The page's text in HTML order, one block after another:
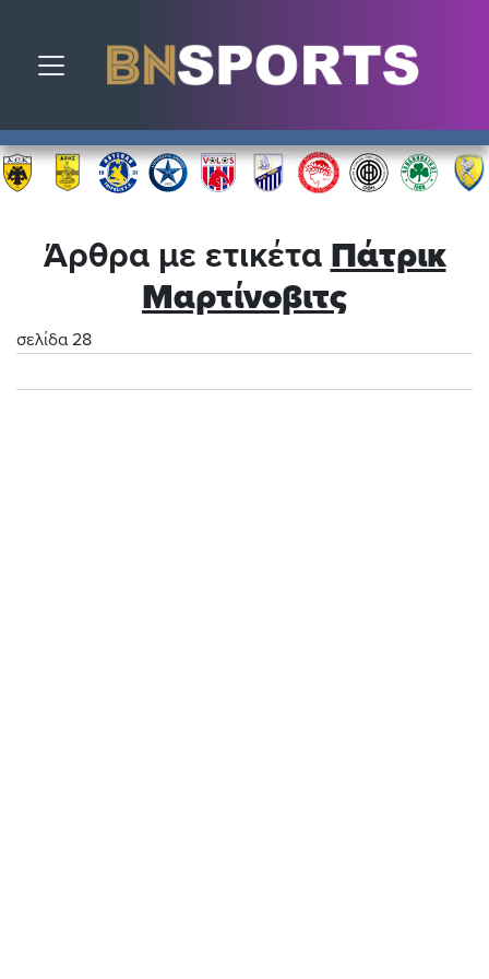
Toggle navigation
Άρθρα με ετικέτα Πάτρικ
Μαρτίνοβιτς
σελίδα 28